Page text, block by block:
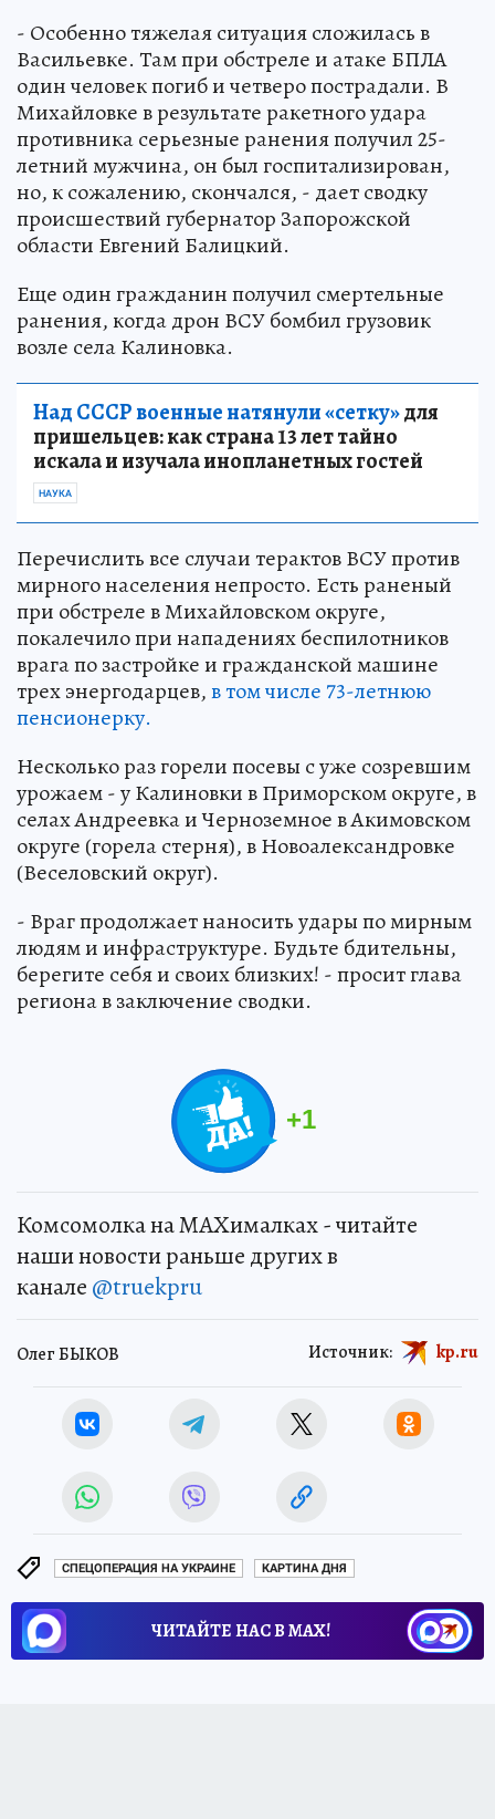
- Особенно тяжелая ситуация сложилась в
Васильевке. Там при обстреле и атаке БПЛА
один человек погиб и четверо пострадали. В
Михайловке в результате ракетного удара
противника серьезные ранения получил 25-
летний мужчина, он был госпитализирован,
но, к сожалению, скончался, - дает сводку
происшествий губернатор Запорожской
области Евгений Балицкий.
Еще один гражданин получил смертельные
ранения, когда дрон ВСУ бомбил грузовик
возле села Калиновка.
Над СССР военные натянули «сетку»для
пришельцев: как страна 13 лет тайно
искала и изучала инопланетных гостей
НАУКА
Перечислить все случаи терактов ВСУ против
мирного населения непросто. Есть раненый
при обстреле в Михайловском округе,
покалечило при нападениях беспилотников
врага по застройке и гражданской машине
трех энергодарцев,в том числе 73-летнюю
пенсионерку.
Несколько раз горели посевы с уже созревшим
урожаем - у Калиновки в Приморском округе, в
селах Андреевка и Черноземное в Акимовском
округе (горела стерня), в Новоалександровке
(Веселовский округ).
- Враг продолжает наносить удары по мирным
людям и инфраструктуре. Будьте бдительны,
берегите себя и своих близких! - просит глава
региона в заключение сводки.
+1
Комсомолка на MAXималках - читайте
наши новости раньше других в
канале @truekpru
Олег БЫКОВ Источник: kp.ru
СПЕЦОПЕРАЦИЯ НА УКРАИНЕ КАРТИНА ДНЯ
ЧИТАЙТЕ НАС В МАХ!